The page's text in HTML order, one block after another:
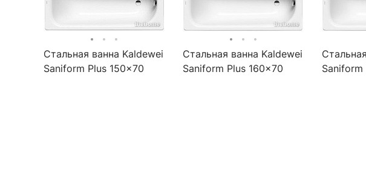
Стальная ванна Kaldewei
Saniform Plus 150x70
Стальная ванна Kaldewei
Saniform Plus 160x70
Saniform